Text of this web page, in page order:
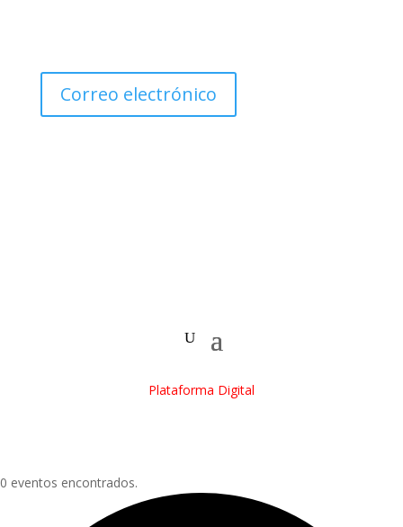
Correo electrónico
Plataforma Digital
0 eventos encontrados.